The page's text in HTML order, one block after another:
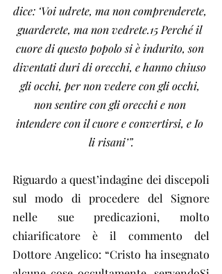
dice: ‘Voi udrete, ma non comprenderete,
guarderete, ma non vedrete.15 Perché il
cuore di questo popolo si è indurito, son
diventati duri di orecchi, e hanno chiuso
gli occhi, per non vedere con gli occhi,
non sentire con gli orecchi e non
intendere con il cuore e convertirsi, e Io
li risani’”.
Riguardo a quest’indagine dei discepoli
sul modo di procedere del Signore
nelle sue predicazioni, molto
chiarificatore è il commento del
Dottore Angelico: “Cristo ha insegnato